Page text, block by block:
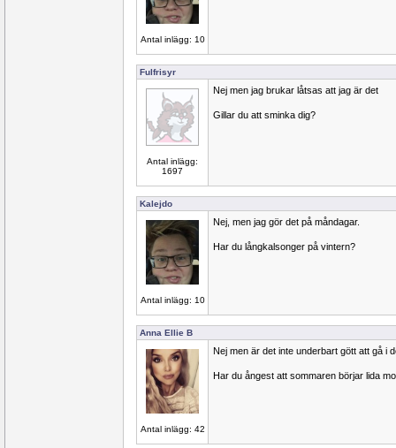
Antal inlägg: 10
Fulfrisyr
Antal inlägg:
1697
Nej men jag brukar låtsas att jag är det
Gillar du att sminka dig?
Kalejdo
Antal inlägg: 10
Nej, men jag gör det på måndagar.
Har du långkalsonger på vintern?
Anna Ellie B
Antal inlägg: 42
Nej men är det inte underbart gött att gå i
Har du ångest att sommaren börjar lida